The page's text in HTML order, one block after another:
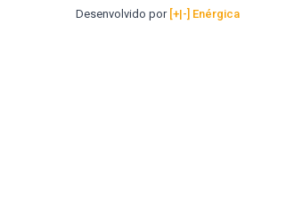
Desenvolvido por [+|-] Enérgica